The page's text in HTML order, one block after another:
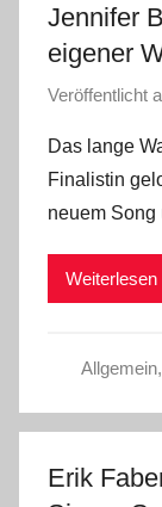
Jennifer
eigener
Veröffentlicht
Das lange
Finalistin
neuem Song
Weiterlesen
Allgemein,
Erik